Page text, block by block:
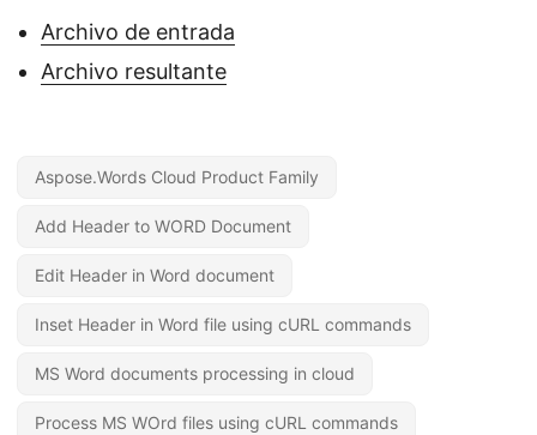
Archivo de entrada
Archivo resultante
Aspose.Words Cloud Product Family
Add Header to WORD Document
Edit Header in Word document
Inset Header in Word file using cURL commands
MS Word documents processing in cloud
Process MS WOrd files using cURL commands